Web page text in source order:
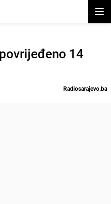
14
Radiosarajevo.ba